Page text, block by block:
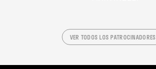
VER TODOS LOS PATROCINADORES